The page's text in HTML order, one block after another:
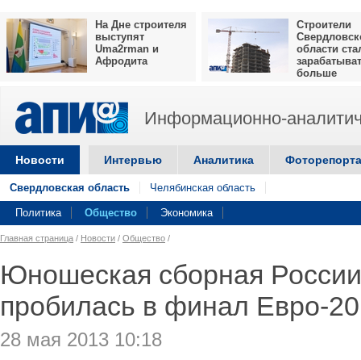
На Дне строителя
выступят
Uma2rman и
Афродита
Строители
области
больше
Информационно-
Новости Интервью Аналитика
Свердловская область Челябинская область
Политика Общество Экономика
Главная страница / Новости / Общество /
Юношеская сборная
пробилась в финал Евро-
28 мая 2013 10:18